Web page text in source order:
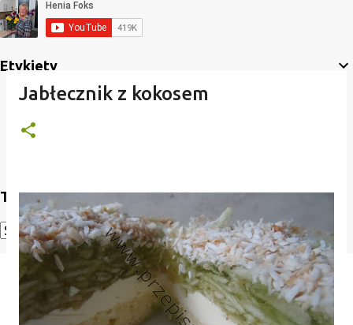
Etykiety
Translate
Powered by Translate
Jabłecznik z kokosem